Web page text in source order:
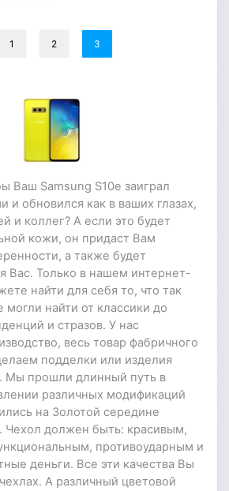
1 2 3
Ваш Samsung S10e заиграл
и обновился как в ваших глазах,
и коллег? А если это будет
кожи, он придаст Вам
а также будет
Вас. Только в нашем интернет-
найти для себя то, что так
могли найти от классики до
и стразов. У нас
весь товар фабричного
подделки или изделия
Мы прошли длинный путь в
различных модификаций
на Золотой середине
Чехол должен быть: красивым,
противоударным и
деньги. Все эти качества Вы
А различный цветовой